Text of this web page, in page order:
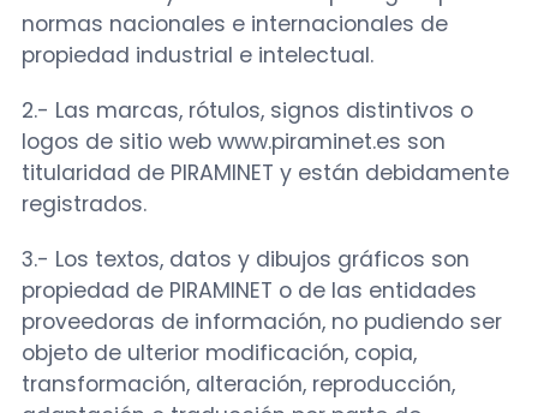
normas nacionales e internacionales de
propiedad industrial e intelectual.
2.- Las marcas, rótulos, signos distintivos o
logos de sitio web www.piraminet.es son
titularidad de PIRAMINET y están debidamente
registrados.
3.- Los textos, datos y dibujos gráficos son
propiedad de PIRAMINET o de las entidades
proveedoras de información, no pudiendo ser
objeto de ulterior modificación, copia,
transformación, alteración, reproducción,